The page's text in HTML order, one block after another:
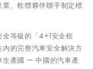
、軟體夥伴聯手制定標
等級的「4+1安全框
的完整汽車安全解決方
生產國 — 中國的汽車產